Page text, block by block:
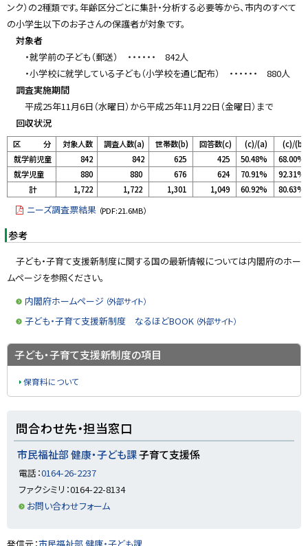
ンク）の2種類です。年齢区分ごとに集計・分析する必要等から、市内のすべて
の小学生以下のお子さんの保護者が対象です。
対象者
・就学前の子ども（郵送） ・・・・・・ 842人
・小学校に就学している子ども（小学校を通じ配布） ・・・・・・ 880人
調査実施期間
平成25年11月6日（水曜日）から平成25年11月22日（金曜日）まで
回収状況
区 分 対象人数 調査人数(a) 世帯数(b) 回答数(c) (c)/(a)
(c)/(b)
就学前児童
842 842 625 425 50.48%
68.00%
就学児童
880 880 676 624 70.91%
92.31%
計
1,722 1,722 1,301 1,049 60.92% 80.63%
ニーズ調査票結果 （PDF:21.6MB）
参考
子ども・子育て支援新制度に関する国の最新情報については内閣府のホー
ムページを参照ください。
内閣府ホームページ （外部サイト）
子ども・子育て支援新制度 なるほどBOOK （外部サイト）
ト
ッ
に
子ども・子育て支援新制度の項目
保育料について
問合わせ先・担当窓口
市民福祉部 健康・子ども課子育て支援係
電話：0164-26-2237
ファクシミリ：0164-22-8134
お問い合わせフォーム
ト